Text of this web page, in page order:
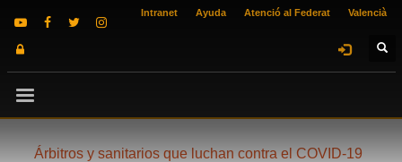
Intranet Ayuda Atenció al Federat Valencià
Árbitros y sanitarios que luchan contra el COVID-19